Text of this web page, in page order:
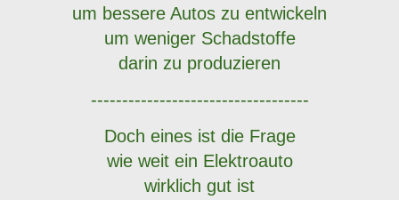
um bessere Autos zu entwickeln
um weniger Schadstoffe
darin zu produzieren
-----------------------------------
Doch eines ist die Frage
wie weit ein Elektroauto
wirklich gut ist